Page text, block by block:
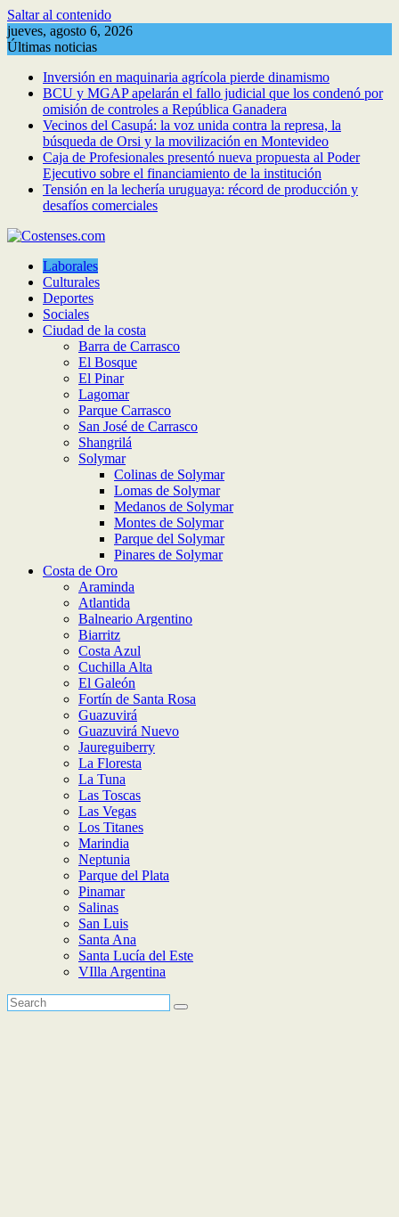
Saltar al contenido
jueves, agosto 6, 2026
Últimas noticias
Inversión en maquinaria agrícola pierde dinamismo
BCU y MGAP apelarán el fallo judicial que los condenó por
omisión de controles a República Ganadera
Vecinos del Casupá: la voz unida contra la represa, la
búsqueda de Orsi y la movilización en Montevideo
Caja de Profesionales presentó nueva propuesta al Poder
Ejecutivo sobre el financiamiento de la institución
Tensión en la lechería uruguaya: récord de producción y
desafíos comerciales
Laborales
Culturales
Deportes
Sociales
Ciudad de la costa
Barra de Carrasco
El Bosque
El Pinar
Lagomar
Parque Carrasco
San José de Carrasco
Shangrilá
Solymar
Colinas de Solymar
Lomas de Solymar
Medanos de Solymar
Montes de Solymar
Parque del Solymar
Pinares de Solymar
Costa de Oro
Araminda
Atlantida
Balneario Argentino
Biarritz
Costa Azul
Cuchilla Alta
El Galeón
Fortín de Santa Rosa
Guazuvirá
Guazuvirá Nuevo
Jaureguiberry
La Floresta
La Tuna
Las Toscas
Las Vegas
Los Titanes
Marindia
Neptunia
Parque del Plata
Pinamar
Salinas
San Luis
Santa Ana
Santa Lucía del Este
VIlla Argentina